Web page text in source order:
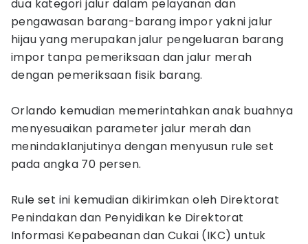
dua kategori jalur dalam pelayanan dan
pengawasan barang-barang impor yakni jalur
hijau yang merupakan jalur pengeluaran barang
impor tanpa pemeriksaan dan jalur merah
dengan pemeriksaan fisik barang.
Orlando kemudian memerintahkan anak buahnya
menyesuaikan parameter jalur merah dan
menindaklanjutinya dengan menyusun rule set
pada angka 70 persen.
Rule set ini kemudian dikirimkan oleh Direktorat
Penindakan dan Penyidikan ke Direktorat
Informasi Kepabeanan dan Cukai (IKC) untuk